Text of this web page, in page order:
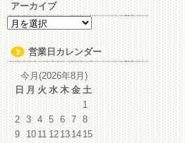
アーカイブ
ア
ー
カ
イ
ブ
営業日カレンダー
今月(2026年8月)
日 月 火 水 木 金 土
1
2 3 4 5 6 7 8
9 1011 12131415